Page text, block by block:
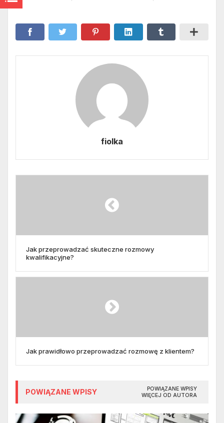
fiolka
Jak przeprowadzać skuteczne rozmowy
kwalifikacyjne?
Jak prawidłowo przeprowadzać rozmowę z klientem?
POWIĄZANE WPISY
POWIĄZANE WPISY
WIĘCEJ OD AUTORA